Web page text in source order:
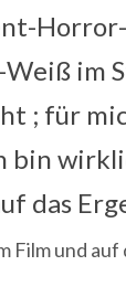
Weiß im
; für
bin
das
Film und auf